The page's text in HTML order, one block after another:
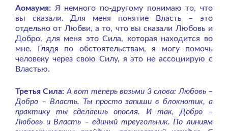
Аомаумя: Я немного по-другому понимаю то, что
вы сказали. Для меня понятие Власть – это
отдельно от Любви, а то, что вы сказали Любовь и
Добро, для меня это Сила, которая находится во
мне. Глядя по обстоятельствам, я могу помочь
человеку через свою Силу, я это не ассоциирую с
Властью.
Третья Сила: А вот теперь возьми 3 слова: Любовь –
Добро – Власть. Ты просто запиши в блокнотик, а
практику ты сделаешь опосля. И так, Добро –
Любовь и Власть – единый треугольник. По линиям